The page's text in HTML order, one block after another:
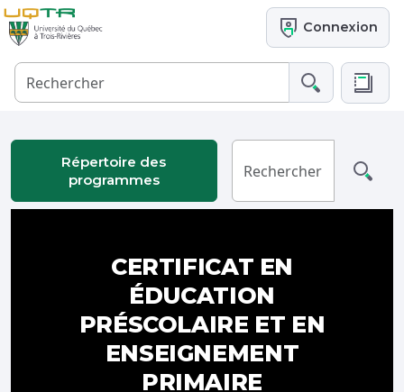
Connexion
Répertoire des
programmes
CERTIFICAT EN
ÉDUCATION
PRÉSCOLAIRE ET EN
ENSEIGNEMENT
PRIMAIRE